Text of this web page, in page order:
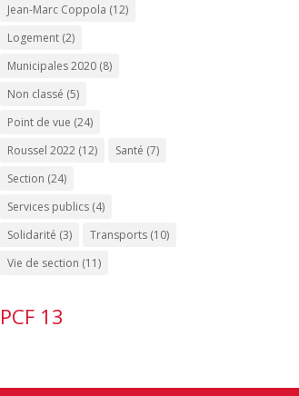
Jean-Marc Coppola (12)
Logement (2)
Municipales 2020 (8)
Non classé (5)
Point de vue (24)
Roussel 2022 (12) Santé (7)
Section (24)
Services publics (4)
Solidarité (3) Transports (10)
Vie de section (11)
PCF 13